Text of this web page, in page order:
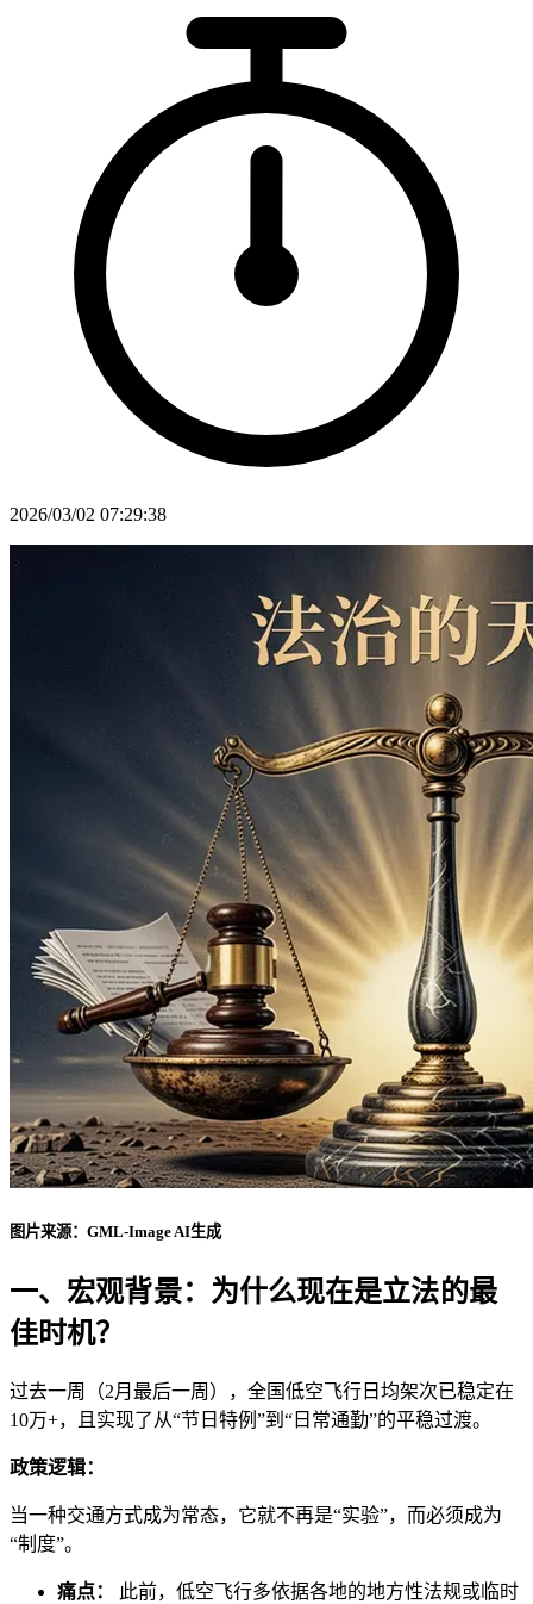
2026/03/02 07:29:38
图片来源：GML-Image AI生成
一、宏观背景：为什么现在是立法的最
佳时机？
过去一周（2月最后一周），全国低空飞行日均架次已稳定在
10万+，且实现了从“节日特例”到“日常通勤”的平稳过渡。
政策逻辑：
当一种交通方式成为常态，它就不再是“实验”，而必须成为
“制度”。
痛点：
此前，低空飞行多依据各地的地方性法规或临时